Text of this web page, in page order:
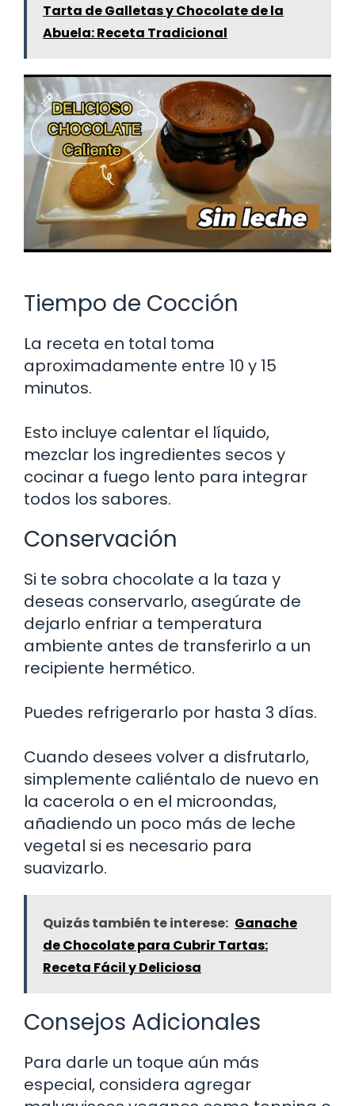
Tarta de Galletas y Chocolate de la
Abuela: Receta Tradicional
Tiempo de Cocción
La receta en total toma
aproximadamente entre 10 y 15
minutos.
Esto incluye calentar el líquido,
mezclar los ingredientes secos y
cocinar a fuego lento para integrar
todos los sabores.
Conservación
Si te sobra chocolate a la taza y
deseas conservarlo, asegúrate de
dejarlo enfriar a temperatura
ambiente antes de transferirlo a un
recipiente hermético.
Puedes refrigerarlo por hasta 3 días.
Cuando desees volver a disfrutarlo,
simplemente caliéntalo de nuevo en
la cacerola o en el microondas,
añadiendo un poco más de leche
vegetal si es necesario para
suavizarlo.
Quizás también te interese: Ganache
de Chocolate para Cubrir Tartas:
Receta Fácil y Deliciosa
Consejos Adicionales
Para darle un toque aún más
especial, considera agregar